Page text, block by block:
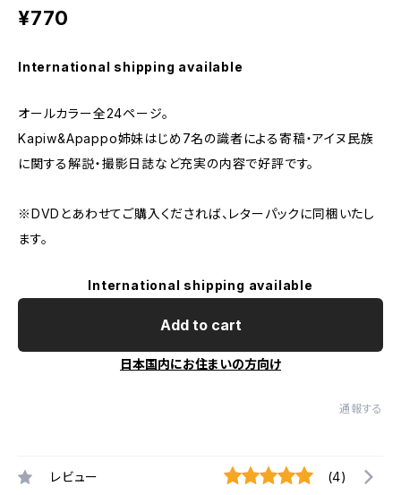
¥770
International shipping available
オールカラー全24ページ。
Kapiw&Apappo姉妹はじめ7名の識者による寄稿・アイヌ民族
に関する解説・撮影日誌など充実の内容で好評です。
※DVDとあわせてご購入くだされば、レターパックに同梱いたし
ます。
International shipping available
Add to cart
日本国内にお住まいの方向け
通報する
レビュー (4)